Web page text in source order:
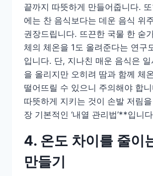
끝까지 따뜻하게 만들어줍니다.
에는 찬 음식보다는 데운 음식 위
권장드립니다. 뜨끈한 국물 한 숟
체의 체온을 1도 올려준다는 연구
입니다. 단, 지나친 매운 음식은 일
을 올리지만 오히려 땀과 함께 체
떨어뜨릴 수 있으니 주의해야 합
따뜻하게 지키는 것이 손발 저림
장 기본적인 ‘내열 관리법’**입니
4. 온도 차이를 줄이
만들기